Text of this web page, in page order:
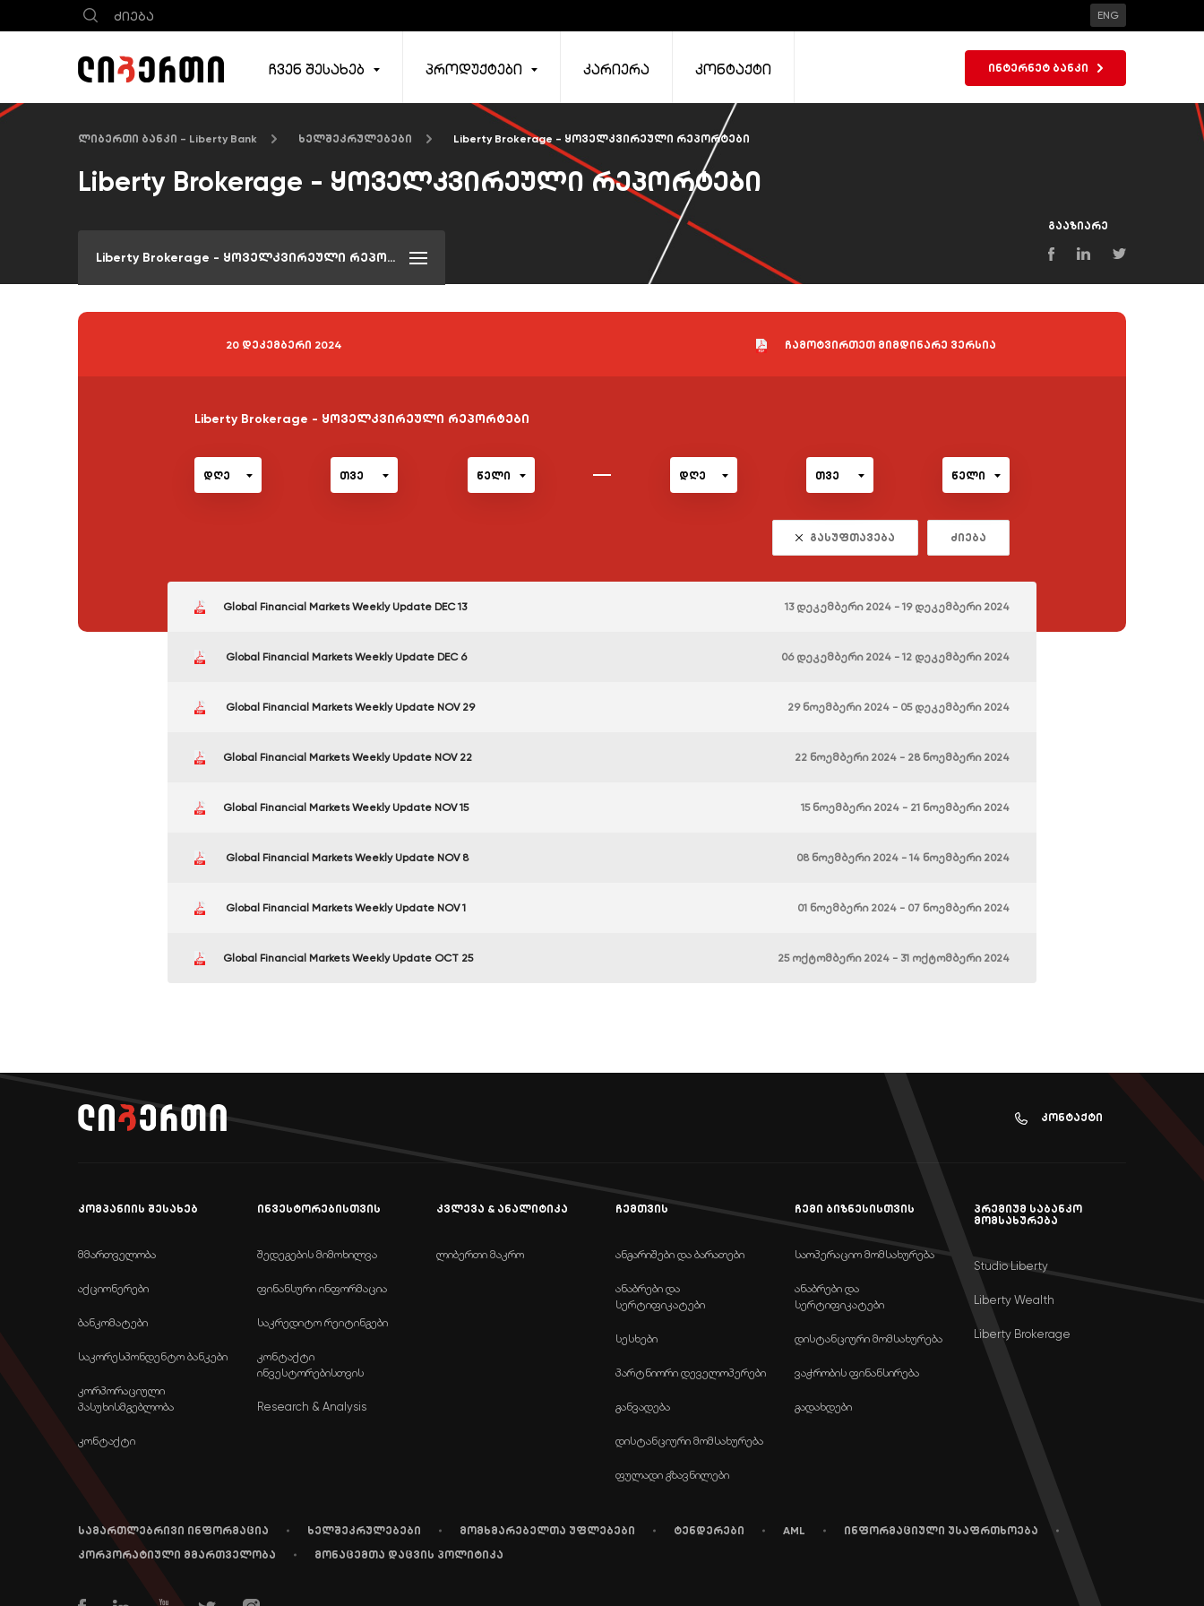
ENG
ჩვენ შესახებ პროდუქტები კარიერა კონტაქტი ინტერნეტ ბანკი
ლიბერთი ბანკი - Liberty Bank ხელშეკრულებები Liberty Brokerage - ყოველკვირეული რეპორტები
Liberty Brokerage - ყოველკვირეული რეპორტები
გააზიარე
Liberty Brokerage - ყოველკვირეული რეპორტები
20 დეკემბერი 2024 ჩამოტვირთეთ მიმდინარე ვერსია
Liberty Brokerage - ყოველკვირეული რეპორტები
დღე თვე წელი დღე თვე წელი
გასუფთავება ძიება
Global Financial Markets Weekly Update DEC 13 13 დეკემბერი 2024 - 19 დეკემბერი 2024
Global Financial Markets Weekly Update DEC 6 06 დეკემბერი 2024 - 12 დეკემბერი 2024
Global Financial Markets Weekly Update NOV 29 29 ნოემბერი 2024 - 05 დეკემბერი 2024
Global Financial Markets Weekly Update NOV 22 22 ნოემბერი 2024 - 28 ნოემბერი 2024
Global Financial Markets Weekly Update NOV 15 15 ნოემბერი 2024 - 21 ნოემბერი 2024
Global Financial Markets Weekly Update NOV 8 08 ნოემბერი 2024 - 14 ნოემბერი 2024
Global Financial Markets Weekly Update NOV 1 01 ნოემბერი 2024 - 07 ნოემბერი 2024
Global Financial Markets Weekly Update OCT 25 25 ოქტომბერი 2024 - 31 ოქტომბერი 2024
კონტაქტი
კომპანიის შესახებ
მმართველობა
აქციონერები
ბანკომატები
საკორესპონდენტო ბანკები
კორპორაციული
პასუხისმგებლობა
კონტაქტი
ინვესტორებისთვის
შედეგების მიმოხილვა
ფინანსური ინფორმაცია
საკრედიტო რეიტინგები
კონტაქტი
ინვესტორებისთვის
Research & Analysis
კვლევა & ანალიტიკა
ლიბერთი მაკრო
ჩემთვის
ანგარიშები და ბარათები
ანაბრები და
სერტიფიკატები
სესხები
პარტნიორი დეველოპერები
განვადება
დისტანციური მომსახურება
ფულადი გზავნილები
ჩემი ბიზნესისთვის
საოპერაციო მომსახურება
ანაბრები და
სერტიფიკატები
დისტანციური მომსახურება
ვაჭრობის ფინანსირება
გადახდები
პრემიუმ საბანკო
მომსახურება
Studio Liberty
Liberty Wealth
Liberty Brokerage
სამართლებრივი ინფორმაცია ხელშეკრულებები მომხმარებელთა უფლებები ტენდერები AML
ინფორმაციული უსაფრთხოება
კორპორატიული მმართველობა
მონაცემთა დაცვის პოლიტიკა